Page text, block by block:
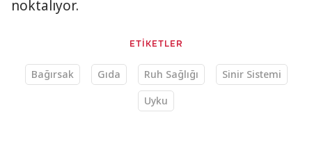
noktalıyor.
ETİKETLER
Bağırsak Gıda Ruh Sağlığı
Sinir Sistemi
Uyku